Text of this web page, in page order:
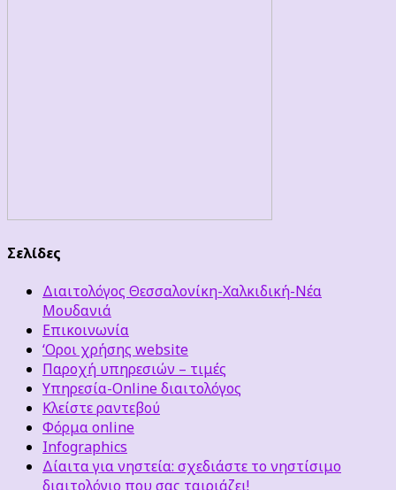
Σελίδες
Διαιτολόγος Θεσσαλονίκη-Χαλκιδική-Νέα
Μουδανιά
Επικοινωνία
‘Οροι χρήσης website
Παροχή υπηρεσιών – τιμές
Υπηρεσία-Online διαιτολόγος
Κλείστε ραντεβού
Φόρμα online
Infographics
Δίαιτα για νηστεία: σχεδιάστε το νηστίσιμο
διαιτολόγιο που σας ταιριάζει!